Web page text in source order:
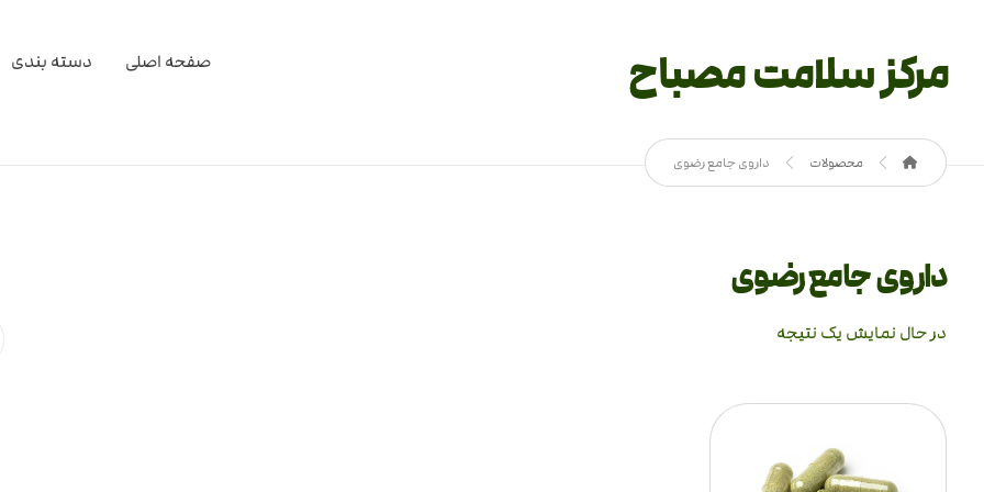
مرکز سلامت مصباح صفحه اصلی دسته بندی
محصولات داروی جامع رضوی
داروی جامع رضوی
در حال نمایش یک نتیجه